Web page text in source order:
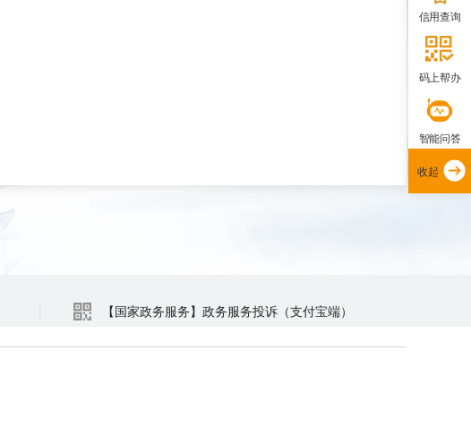
【国家政务服务】政务服务投诉（支付宝端）
信用查询
码上帮办
智能问答
收起